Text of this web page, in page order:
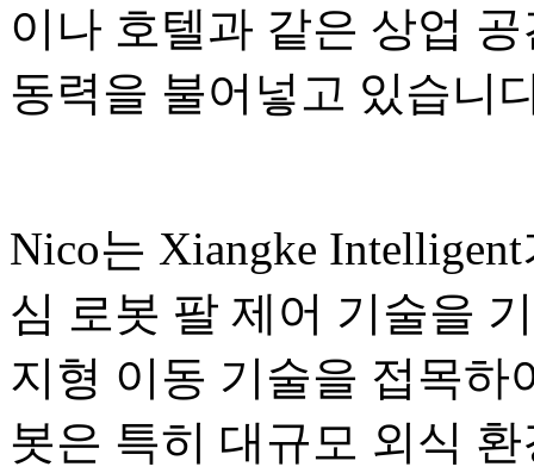
이나 호텔과 같은 상업
동력을 불어넣고 있습니
Nico는 Xiangke
심 로봇 팔 제어 기술을
지형 이동 기술을 접목하
봇은 특히 대규모 외식